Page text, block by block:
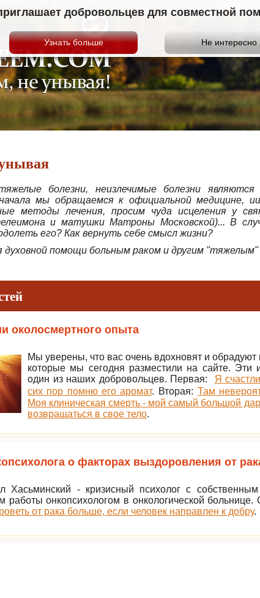
добровольцев для совместной
болезни, неизлечимые болезни
мы обращаемся к официальной медицине,
методы лечения, просим чуда исцеления у
и матушки Матроны Московской)... В
его? Как вернуть себе смысл жизни?
духовной помощи больным раком и другим
околосмертного опыта
Мы уверены, что вас очень вдохновят и обрадуют
которые мы сегодня разместили на сайте. Эти
один из наших добровольцев. Первая: Я
сих пор помню его аромат. Вторая: Там
Моя клиническая смерть - мой самый большой
возвращаться в свое тело.
о факторах выздоровления от
Хасьминский - кризисный психолог с
работы онкопсихологом в онкологической
от рака больше, если человек направлен к добру.